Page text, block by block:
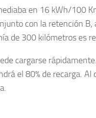
en 16 kWh/100
con la retención
de 300 kilómetros es
cargarse
el 80% de recarga.